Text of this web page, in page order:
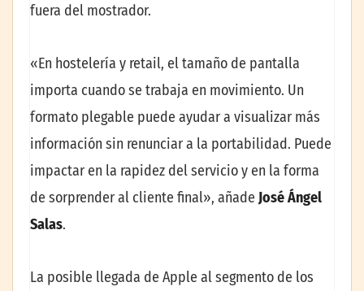
fuera del mostrador.
«En hostelería y retail, el tamaño de pantalla
importa cuando se trabaja en movimiento. Un
formato plegable puede ayudar a visualizar más
información sin renunciar a la portabilidad. Puede
impactar en la rapidez del servicio y en la forma
de sorprender al cliente final», añade José Ángel
Salas.
La posible llegada de Apple al segmento de los